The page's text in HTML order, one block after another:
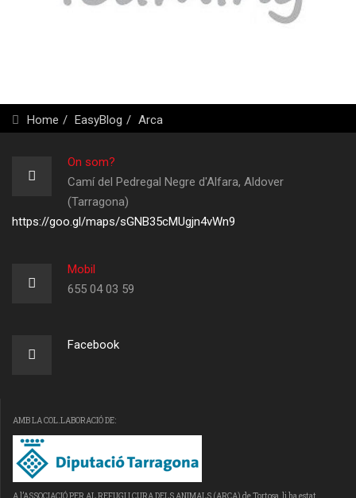
Home EasyBlog Arca
On som?
Camí del Pedregal Negre d'Alfara, Aldover
(Tarragona)
https://goo.gl/maps/sGNB35cMUgjn4vWn9
Mobil
655 04 03 59
Facebook
AMB LA COL.LABORACIÓ DE: